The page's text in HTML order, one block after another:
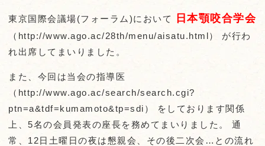
東京国際会議場(フォーラム)において 日本顎咬合学会
（http://www.ago.ac/28th/menu/aisatu.html） が行わ
れ出席してまいりました。
また、今回は当会の指導医
（http://www.ago.ac/search/search.cgi?
ptn=a&tdf=kumamoto&tp=sdi） をしております関係
上、5名の会員発表の座長を務めてまいりました。 通
常、12日土曜日の夜は懇親会、その後二次会…との流れ